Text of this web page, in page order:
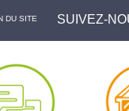
DU SITE SUIVEZ-